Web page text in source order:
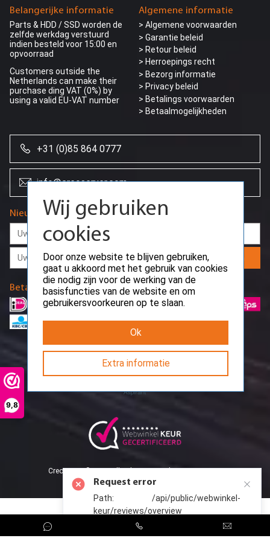
9,8
Belangerijke informatie
Parts & HDD / SSD worden de
zelfde werkdag verstuurd
indien besteld voor 15:00 en
opvoorraad
Customers outside the
Netherlands can make their
purchase ding VAT (0%) by
using a valid EU-VAT number
Algemene informatie
> Algemene voorwaarden
> Garantie beleid
> Retour beleid
> Herroepings recht
> Bezorg informatie
> Privacy beleid
> Betalings voorwaarden
> Betaalmogelijkheden
+31 (0)85 864 0777
info@creoserver.com
Nieuwsbrief
Aanmelden
CreoServer © 2026 All rights reserved
Betaalmethodes
Wij gebruiken
cookies
Door onze website te blijven gebruiken,
gaat u akkoord met het gebruik van cookies
die nodig zijn voor de werking van de
basisfuncties van de website en om
gebruikersvoorkeuren op te slaan.
Ok
Extra informatie
Request error
Path: /api/public/webwinkel-